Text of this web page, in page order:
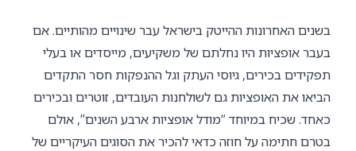
בשנים האחרונות ההייטק בישראל עבר שינויים מהותיים. אם
בעבר אופציות היו נחלתם של משקיעים, מייסדים או בעלי
תפקידים בכירים, גיוסי העתק וגל ההנפקות חסר התקדים
הביאו את האופציות גם לשולחנות העובדים, זוטרים ובכירים
כאחד. שכיח במיוחד “מודל אופציות ארבע השנים”, אולם
בטרם חתימה על חוזה כדאי להכיר את הסוגים העיקריים של